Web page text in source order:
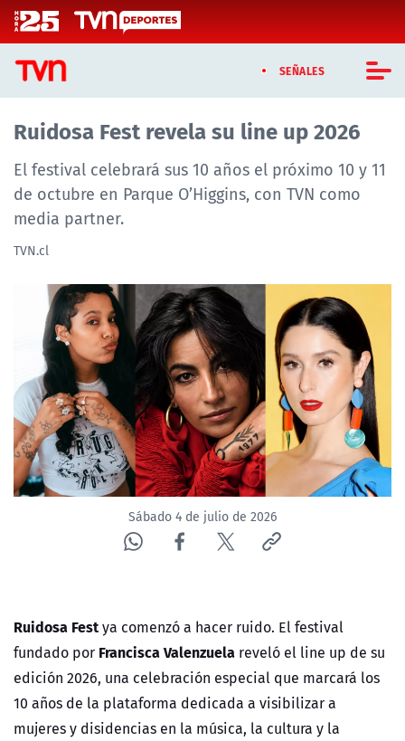
Click acá para ir directamente al contenido
SEÑALES
CASTING MASTERCHEF CHILE
CASTING TVN VERTICAL
TVN VERTICAL
TVN PLAY
PROGRAMAS
TELESERIES
NTV
ACTUALIDAD Y TENDENCIAS
CORPORATIVO Y TRANSPARENCIA
CANAL DE DENUNCIAS
Ruidosa Fest revela su line up 2026
El festival celebrará sus 10 años el próximo 10 y 11
de octubre en Parque O’Higgins, con TVN como
media partner.
TVN.cl
Sábado 4 de julio de 2026
Ruidosa Festya comenzó a hacer ruido. El festival
fundado por Francisca Valenzuela reveló el line up de su
edición 2026, una celebración especial que marcará los
10 años de la plataforma dedicada a visibilizar a
mujeres y disidencias en la música, la cultura y la